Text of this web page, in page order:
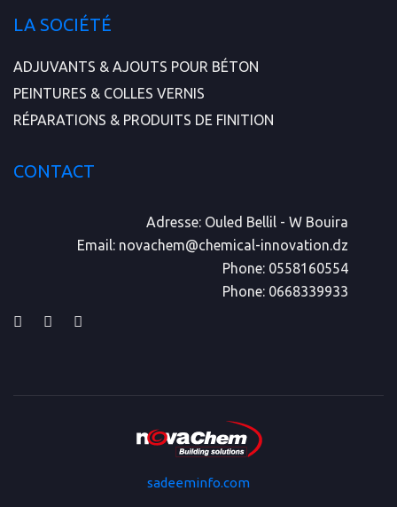
LA SOCIÉTÉ
ADJUVANTS & AJOUTS POUR BÉTON
PEINTURES & COLLES VERNIS
RÉPARATIONS & PRODUITS DE FINITION
CONTACT
Adresse: Ouled Bellil - W Bouira
Email: novachem@chemical-innovation.dz
Phone: 0558160554
Phone: 0668339933
sadeeminfo.com